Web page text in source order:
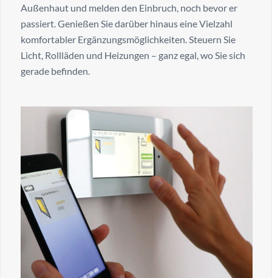
Außenhaut und melden den Einbruch, noch bevor er
passiert. Genießen Sie darüber hinaus eine Vielzahl
komfortabler Ergänzungsmöglichkeiten. Steuern Sie
Licht, Rollläden und Heizungen – ganz egal, wo Sie sich
gerade befinden.